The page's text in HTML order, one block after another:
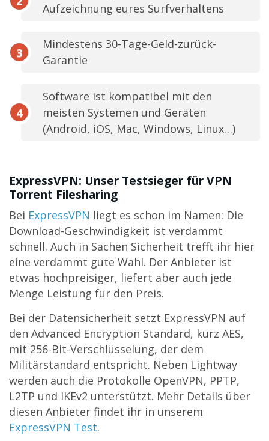
Aufzeichnung eures Surfverhaltens
Mindestens 30-Tage-Geld-zurück-
Garantie
Software ist kompatibel mit den
meisten Systemen und Geräten
(Android, iOS, Mac, Windows, Linux…)
ExpressVPN: Unser Testsieger für VPN
Torrent Filesharing
Bei ExpressVPN liegt es schon im Namen: Die
Download-Geschwindigkeit ist verdammt
schnell. Auch in Sachen Sicherheit trefft ihr hier
eine verdammt gute Wahl. Der Anbieter ist
etwas hochpreisiger, liefert aber auch jede
Menge Leistung für den Preis.
Bei der Datensicherheit setzt ExpressVPN auf
den Advanced Encryption Standard, kurz AES,
mit 256-Bit-Verschlüsselung, der dem
Militärstandard entspricht. Neben Lightway
werden auch die Protokolle OpenVPN, PPTP,
L2TP und IKEv2 unterstützt. Mehr Details über
diesen Anbieter findet ihr in unserem
ExpressVPN Test.